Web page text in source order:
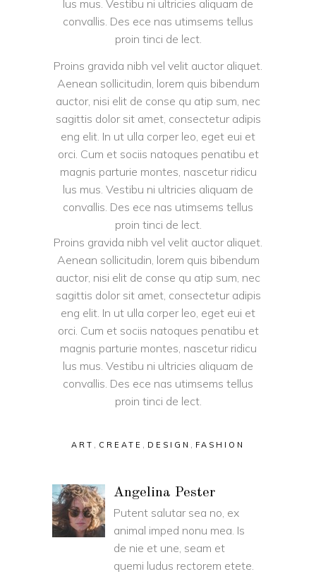
lus mus. Vestibu ni ultricies aliquam de
convallis. Des ece nas utimsems tellus
proin tinci de lect.
Proins gravida nibh vel velit auctor aliquet.
Aenean sollicitudin, lorem quis bibendum
auctor, nisi elit de conse qu atip sum, nec
sagittis dolor sit amet, consectetur adipis
eng elit. In ut ulla corper leo, eget eui et
orci. Cum et sociis natoques penatibu et
magnis parturie montes, nascetur ridicu
lus mus. Vestibu ni ultricies aliquam de
convallis. Des ece nas utimsems tellus
proin tinci de lect.
Proins gravida nibh vel velit auctor aliquet.
Aenean sollicitudin, lorem quis bibendum
auctor, nisi elit de conse qu atip sum, nec
sagittis dolor sit amet, consectetur adipis
eng elit. In ut ulla corper leo, eget eui et
orci. Cum et sociis natoques penatibu et
magnis parturie montes, nascetur ridicu
lus mus. Vestibu ni ultricies aliquam de
convallis. Des ece nas utimsems tellus
proin tinci de lect.
ART , CREATE , DESIGN , FASHION
Angelina Pester
Putent salutar sea no, ex
animal imped nonu mea. Is
de nie et une, seam et
quemi ludus rectorem etete.